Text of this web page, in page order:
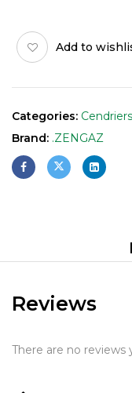
Add to
Categories:
Brand: .ZENGAZ
Reviews
There are no reviews